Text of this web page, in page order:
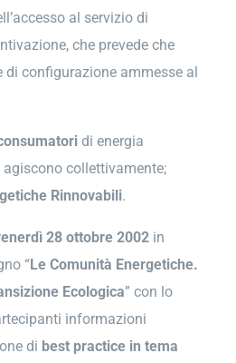
al servizio di
che prevede che
di configurazione ammesse al
di energia
collettivamente;
Rinnovabili.
28 ottobre 2002in
“Le Comunità Energetiche.
Ecologica” con lo
informazioni
di best practice in tema